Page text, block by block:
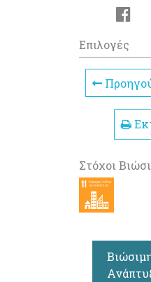
Επιλογές
Στόχοι